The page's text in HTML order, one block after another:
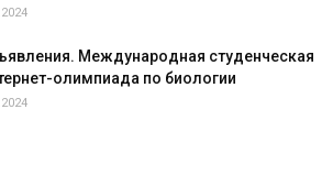
Международная студенческая
олимпиада по биологии